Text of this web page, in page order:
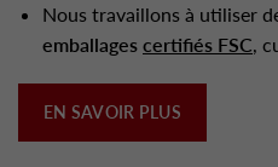
Nous travaillons à utiliser
emballages certifiés FSC,
EN SAVOIR PLUS